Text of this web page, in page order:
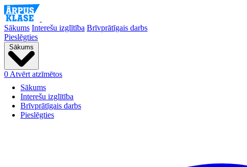
Sākums Interešu izglītība Brīvprātīgais darbs
Pieslēgties
Sākums
Sākums
Interešu izglītība
Brīvprātīgais darbs
Pieslēgties
0 Atvērt atzīmētos